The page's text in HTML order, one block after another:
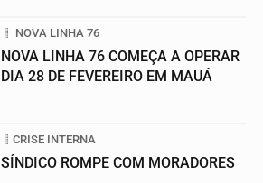
NOVA LINHA 76
NOVA LINHA 76 COMEÇA A OPERAR
DIA 28 DE FEVEREIRO EM MAUÁ
CRISE INTERNA
SÍNDICO ROMPE COM MORADORES